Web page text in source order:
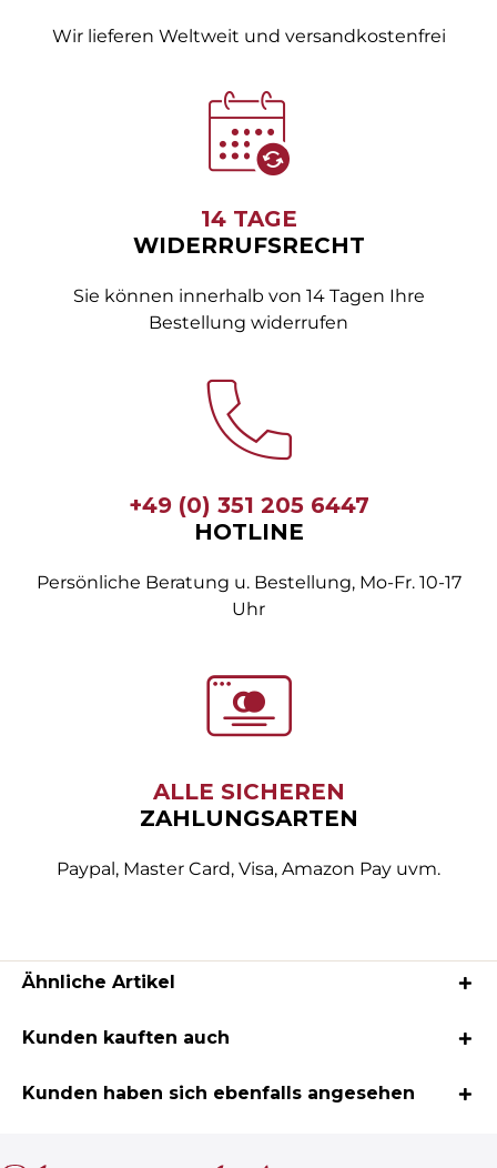
Wir lieferen Weltweit und versandkostenfrei
14 TAGE
WIDERRUFSRECHT
Sie können innerhalb von 14 Tagen Ihre
Bestellung widerrufen
+49 (0) 351 205 6447
HOTLINE
Persönliche Beratung u. Bestellung, Mo-Fr. 10-17
Uhr
ALLE SICHEREN
ZAHLUNGSARTEN
Paypal, Master Card, Visa, Amazon Pay uvm.
Ähnliche Artikel
Kunden kauften auch
Kunden haben sich ebenfalls angesehen